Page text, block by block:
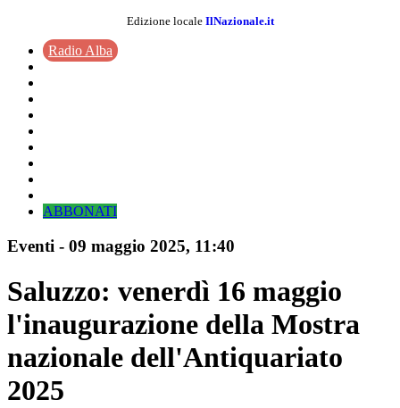
Edizione locale IlNazionale.it
Radio Alba
ABBONATI
Eventi - 09 maggio 2025, 11:40
Saluzzo: venerdì 16 maggio
l'inaugurazione della Mostra
nazionale dell'Antiquariato
2025